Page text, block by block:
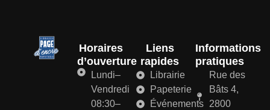
Horaires
d’ouverture
Lundi–
Vendredi
08:30–
Liens
rapides
Librairie
Papeterie
Événements
Informations
pratiques
Rue des
Bâts 4,
2800